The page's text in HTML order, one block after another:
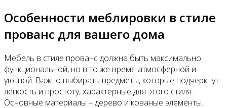
Особенности меблировки в стиле
прованс для вашего дома
Мебель в стиле прованс должна быть максимально
функциональной, но в то же время атмосферной и
уютной. Важно выбирать предметы, которые подчеркнут
легкость и простоту, характерные для этого стиля.
Основные материалы – дерево и кованые элементы.